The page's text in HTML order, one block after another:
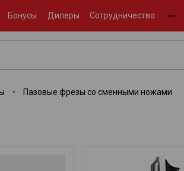
Бонусы Дилеры Сотрудничество
Пазовые фрезы со сменными ножами